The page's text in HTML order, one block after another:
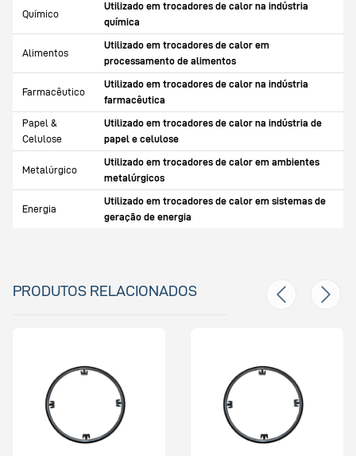
Químico
Utilizado em trocadores de calor na indústria
química
Alimentos
Utilizado em trocadores de calor em
processamento de alimentos
Farmacêutico
Utilizado em trocadores de calor na indústria
farmacêutica
Papel &
Celulose
Utilizado em trocadores de calor na indústria de
papel e celulose
Metalúrgico
Utilizado em trocadores de calor em ambientes
metalúrgicos
Energia
Utilizado em trocadores de calor em sistemas de
geração de energia
PRODUTOS RELACIONADOS